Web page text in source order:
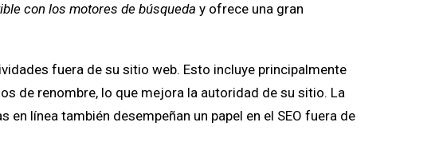
con los motores de búsqueda y ofrece una gran
fuera de su sitio web. Esto incluye principalmente
de renombre, lo que mejora la autoridad de su sitio. La
línea también desempeñan un papel en el SEO fuera de